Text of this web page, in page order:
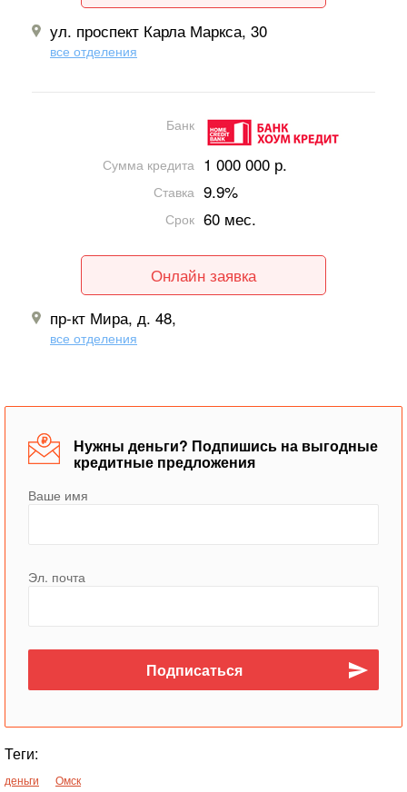
ул. проспект Карла Маркса, 30
все отделения
Банк
Сумма кредита 1 000 000 р.
Ставка 9.9%
Срок 60 мес.
Онлайн заявка
пр-кт Мира, д. 48,
все отделения
Нужны деньги? Подпишись на выгодные
кредитные предложения
Ваше имя
Эл. почта
Теги:
деньги Омск